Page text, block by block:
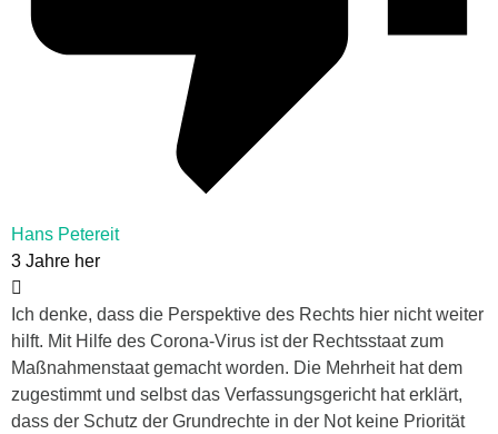
Hans Petereit
3 Jahre her
Ich denke, dass die Perspektive des Rechts hier nicht weiter
hilft. Mit Hilfe des Corona-Virus ist der Rechtsstaat zum
Maßnahmenstaat gemacht worden. Die Mehrheit hat dem
zugestimmt und selbst das Verfassungsgericht hat erklärt,
dass der Schutz der Grundrechte in der Not keine Priorität